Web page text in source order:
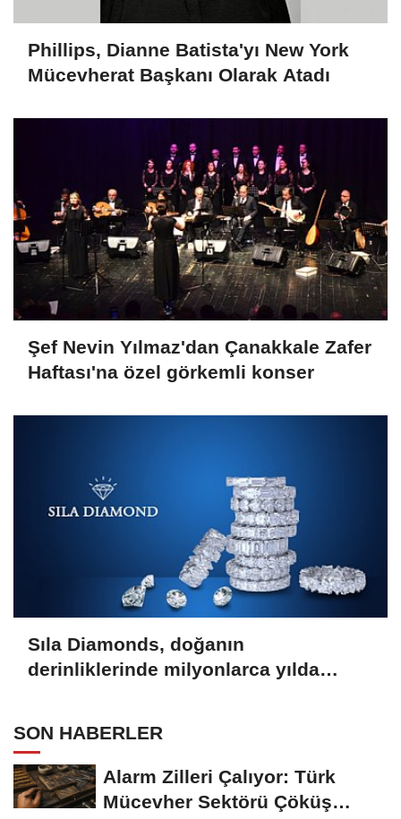
Phillips, Dianne Batista'yı New York
Mücevherat Başkanı Olarak Atadı
Şef Nevin Yılmaz'dan Çanakkale Zafer
Haftası'na özel görkemli konser
Sıla Diamonds, doğanın
derinliklerinde milyonlarca yılda
SON HABERLER
Alarm Zilleri Çalıyor: Türk
Mücevher Sektörü Çöküş